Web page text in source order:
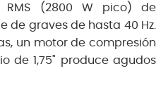
RMS (2800 W pico) de
de graves de hasta 40 Hz.
un motor de compresión
de 1,75" produce agudos